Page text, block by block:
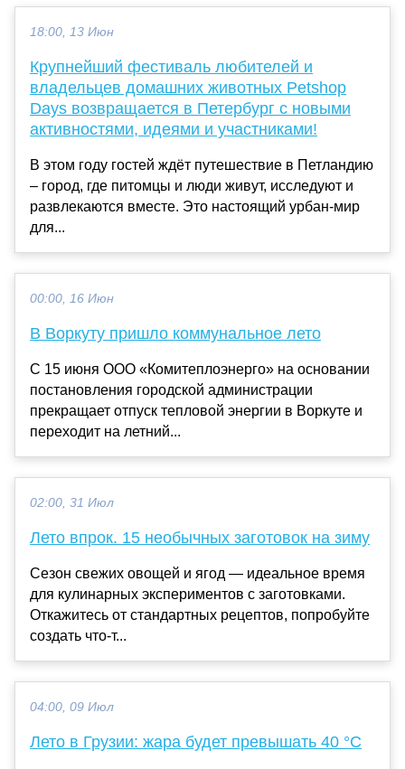
18:00, 13 Июн
Крупнейший фестиваль любителей и
владельцев домашних животных Petshop
Days возвращается в Петербург с новыми
активностями, идеями и участниками!
В этом году гостей ждёт путешествие в Петландию
– город, где питомцы и люди живут, исследуют и
развлекаются вместе. Это настоящий урбан-мир
для...
00:00, 16 Июн
В Воркуту пришло коммунальное лето
С 15 июня ООО «Комитеплоэнерго» на основании
постановления городской администрации
прекращает отпуск тепловой энергии в Воркуте и
переходит на летний...
02:00, 31 Июл
Лето впрок. 15 необычных заготовок на зиму
Сезон свежих овощей и ягод — идеальное время
для кулинарных экспериментов с заготовками.
Откажитесь от стандартных рецептов, попробуйте
создать что‑т...
04:00, 09 Июл
Лето в Грузии: жара будет превышать 40 °C